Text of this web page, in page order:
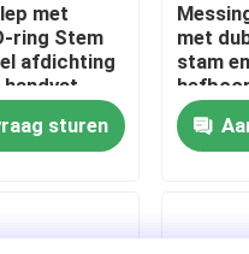
ons
met
ring Stem
afdichting
handvat
gas olie
sturen
met
stam
hoge
in